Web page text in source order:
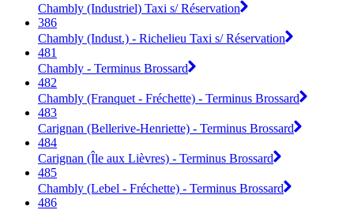
Chambly (Industriel) Taxi s/ Réservation
386
Chambly (Indust.) - Richelieu Taxi s/ Réservation
481
Chambly - Terminus Brossard
482
Chambly (Franquet - Fréchette) - Terminus Brossard
483
Carignan (Bellerive-Henriette) - Terminus Brossard
484
Carignan (Île aux Lièvres) - Terminus Brossard
485
Chambly (Lebel - Fréchette) - Terminus Brossard
486